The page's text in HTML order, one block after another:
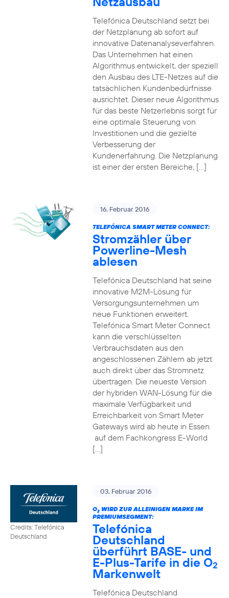
Telefónica Deutschland setzt bei
der Netzplanung ab sofort auf
innovative Datenanalyseverfahren.
Das Unternehmen hat einen
Algorithmus entwickelt, der speziell
den Ausbau des LTE-Netzes auf die
tatsächlichen Kundenbedürfnisse
ausrichtet. Dieser neue Algorithmus
für das beste Netzerlebnis sorgt für
eine optimale Steuerung von
Investitionen und die gezielte
Verbesserung der
Kundenerfahrung. Die Netzplanung
ist einer der ersten Bereiche, […]
16. Februar 2016
TELEFÓNICA SMART METER CONNECT:
Stromzähler über
Powerline-Mesh
ablesen
Telefónica Deutschland hat seine
innovative M2M-Lösung für
Versorgungsunternehmen um
neue Funktionen erweitert.
Telefónica Smart Meter Connect
kann die verschlüsselten
Verbrauchsdaten aus den
angeschlossenen Zählern ab jetzt
auch direkt über das Stromnetz
übertragen. Die neueste Version
der hybriden WAN-Lösung für die
maximale Verfügbarkeit und
Erreichbarkeit von Smart Meter
Gateways wird ab heute in Essen
auf dem Fachkongress E-World
[…]
Credits: Telefónica
Deutschland
03. Februar 2016
O2WIRD ZUR ALLEINIGEN MARKE IM
PREMIUMSEGMENT:
Telefónica
Deutschland
überführt BASE- und
E-Plus-Tarife in die O2
Markenwelt
Telefónica Deutschland